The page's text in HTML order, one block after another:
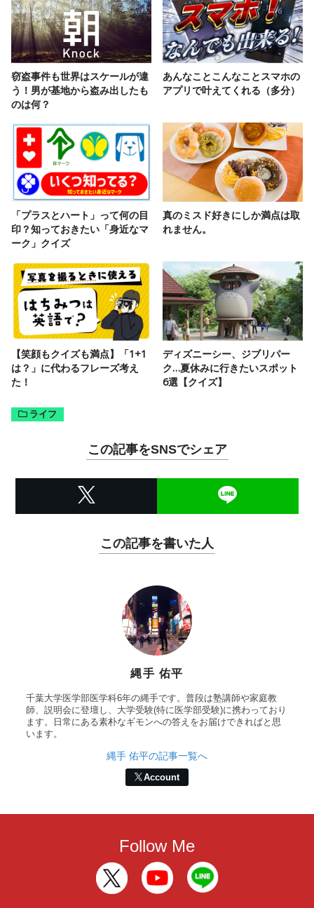
窃盗事件も世界はスケールが違
う！男が基地から盗み出したも
のは何？
あんなことこんなことスマホの
アプリで叶えてくれる（多分）
「プラスとハート」って何の目
印？知っておきたい「身近なマ
ーク」クイズ
真のミスド好きにしか満点は取
れません。
【笑顔もクイズも満点】「1+1
は？」に代わるフレーズ考え
た！
ディズニーシー、ジブリパー
ク…夏休みに行きたいスポット
6選【クイズ】
ライフ
この記事をSNSでシェア
この記事を書いた人
縄手 佑平
千葉大学医学部医学科6年の縄手です。普段は塾講師や家庭教
師、説明会に登壇し、大学受験(特に医学部受験)に携わっており
ます。日常にある素朴なギモンへの答えをお届けできればと思
います。
縄手 佑平の記事一覧へ
Account
Follow Me